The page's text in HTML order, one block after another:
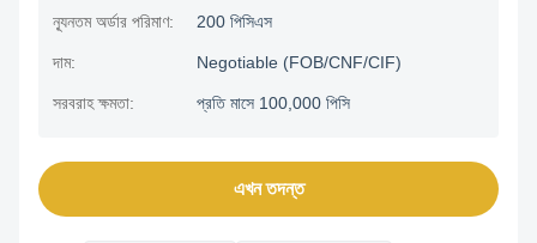
ন্যূনতম অর্ডার পরিমাণ: 200 পিসিএস
দাম: Negotiable (FOB/CNF/CIF)
সরবরাহ ক্ষমতা: প্রতি মাসে 100,000 পিসি
এখন তদন্ত